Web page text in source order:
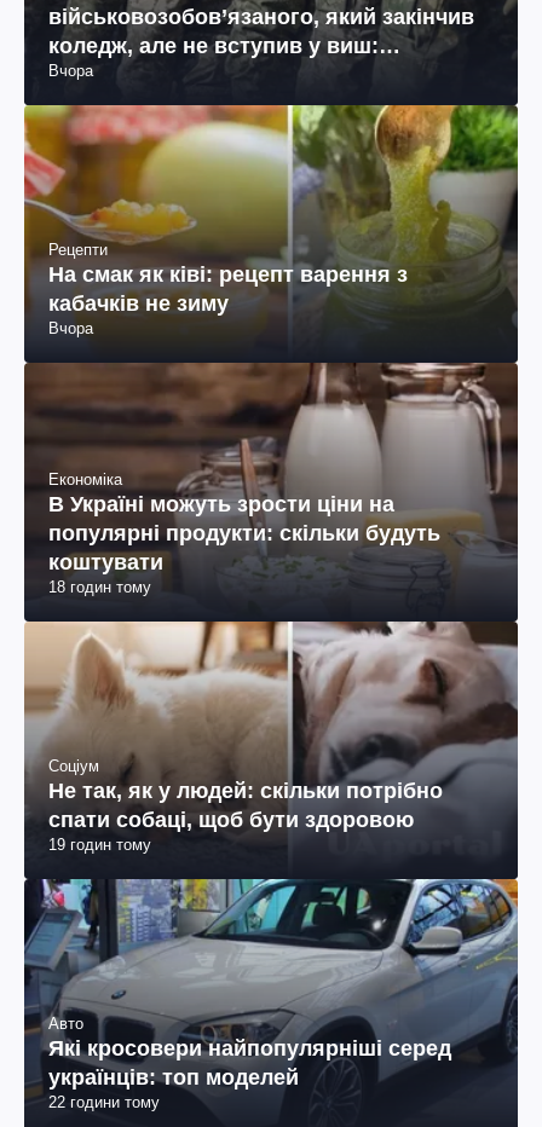
військовозобов’язаного, який закінчив
коледж, але не вступив у виш:
пояснення юриста
Вчора
Рецепти
На смак як ківі: рецепт варення з
кабачків не зиму
Вчора
Економіка
В Україні можуть зрости ціни на
популярні продукти: скільки будуть
коштувати
18 годин тому
Соціум
Не так, як у людей: скільки потрібно
спати собаці, щоб бути здоровою
19 годин тому
Авто
Які кросовери найпопулярніші серед
українців: топ моделей
22 години тому